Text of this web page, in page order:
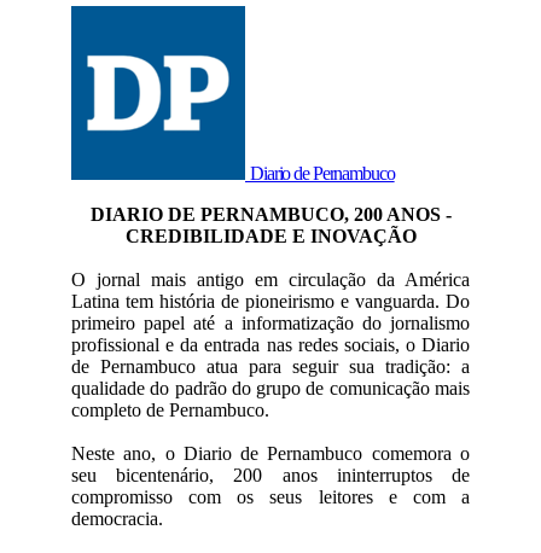
Diario de Pernambuco
DIARIO DE PERNAMBUCO, 200 ANOS -
CREDIBILIDADE E INOVAÇÃO
O jornal mais antigo em circulação da América
Latina tem história de pioneirismo e vanguarda. Do
primeiro papel até a informatização do jornalismo
profissional e da entrada nas redes sociais, o Diario
de Pernambuco atua para seguir sua tradição: a
qualidade do padrão do grupo de comunicação mais
completo de Pernambuco.
Neste ano, o Diario de Pernambuco comemora o
seu bicentenário, 200 anos ininterruptos de
compromisso com os seus leitores e com a
democracia.